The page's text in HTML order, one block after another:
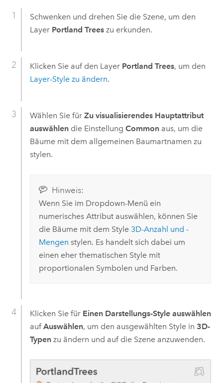
Schwenken und drehen Sie die Szene, um den
Layer Portland Treeszu erkunden.
Klicken Sie auf den Layer Portland Trees, um den
Layer-Style zu ändern.
Wählen Sie für Zu visualisierendes Hauptattribut
auswählendie Einstellung Commonaus, um die
Bäume mit dem allgemeinen Baumartnamen zu
stylen.
Hinweis:
Wenn Sie im Dropdown-Menü ein
numerisches Attribut auswählen, können Sie
die Bäume mit dem Style 3D-Anzahl und -
Mengen stylen. Es handelt sich dabei um
einen eher thematischen Style mit
proportionalen Symbolen und Farben.
Klicken Sie für Einen Darstellungs-Style auswählen
auf Auswählen, um den ausgewählten Style in 3D-
Typenzu ändern und auf die Szene anzuwenden.